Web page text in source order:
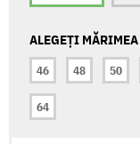
ALEGEȚI MĂRIMEA
46
48 50
64